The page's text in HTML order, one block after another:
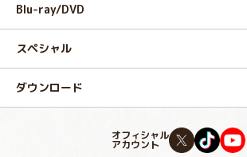
Blu-ray/DVD
スペシャル
ダウンロード
オフィシャル
アカウント